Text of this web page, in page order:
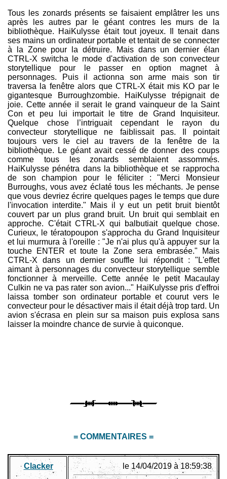
Tous les zonards présents se faisaient emplâtrer les uns
après les autres par le géant contres les murs de la
bibliothèque. HaiKulysse était tout joyeux. Il tenait dans
ses mains un ordinateur portable et tentait de se connecter
à la Zone pour la détruire. Mais dans un dernier élan
CTRL-X switcha le mode d'activation de son convecteur
storytellique pour le passer en option magnet à
personnages. Puis il actionna son arme mais son tir
traversa la fenêtre alors que CTRL-X était mis KO par le
gigantesque Burroughzombie. HaiKulysse trépignait de
joie. Cette année il serait le grand vainqueur de la Saint
Con et peu lui importait le titre de Grand Inquisiteur.
Quelque chose l’intriguait cependant le rayon du
convecteur storytellique ne faiblissait pas. Il pointait
toujours vers le ciel au travers de la fenêtre de la
bibliothèque. Le géant avait cessé de donner des coups
comme tous les zonards semblaient assommés.
HaiKulysse pénétra dans la bibliothèque et se rapprocha
de son champion pour le féliciter : "Merci Monsieur
Burroughs, vous avez éclaté tous les méchants. Je pense
que vous devriez écrire quelques pages le temps que dure
l'invocation interdite." Mais il y eut un petit bruit bientôt
couvert par un plus grand bruit. Un bruit qui semblait en
approche. C'était CTRL-X qui balbutiait quelque chose.
Curieux, le tératopoupon s'approcha du Grand Inquisiteur
et lui murmura à l'oreille : "Je n'ai plus qu'à appuyer sur la
touche ENTER et toute la Zone sera embrasée." Mais
CTRL-X dans un dernier souffle lui répondit : "L'effet
aimant à personnages du convecteur storytellique semble
fonctionner à merveille. Cette année le petit Macaulay
Culkin ne va pas rater son avion..." HaiKulysse pris d'effroi
laissa tomber son ordinateur portable et courut vers le
convecteur pour le désactiver mais il était déjà trop tard. Un
avion s'écrasa en plein sur sa maison puis explosa sans
laisser la moindre chance de survie à quiconque.
= COMMENTAIRES =
Clacker le 14/04/2019 à 18:59:38